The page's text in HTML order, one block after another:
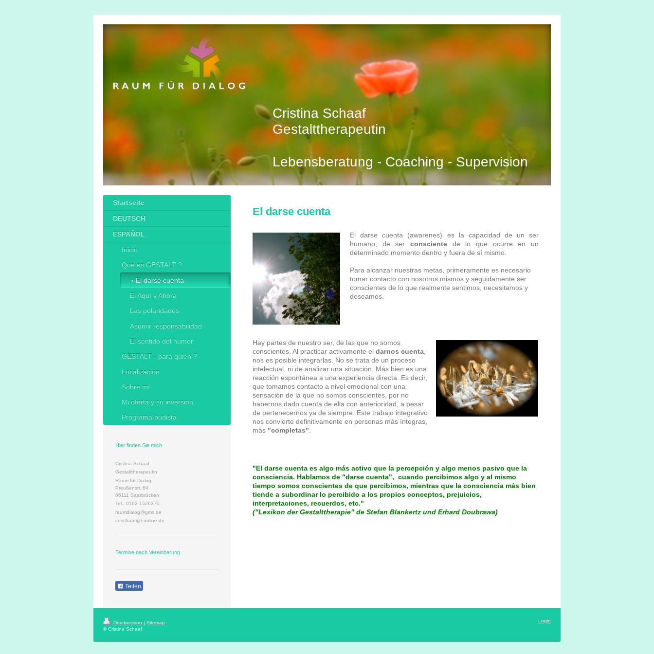
Cristina Schaaf
Gestalttherapeutin
Lebensberatung - Coaching - Supervision
El darse cuenta
El darse cuenta (awarenes) es la capacidad de un ser
humano, de ser
consciente
de lo que ocurre en un
determinado momento dentro y fuera de sí mismo.
Para alcanzar nuestras metas, primeramente es necesario
tomar contacto con nosotros mismos y seguidamente ser
conscientes de lo que realmente sentimos, necesitamos y
deseamos.
Hay partes de nuestro ser, de las que no somos
conscientes. Al practicar activamente eldarnos cuenta
nos es posible integrarlas. No se trata de un proceso
intelectual, ni de analizar una situación. Más bien es una
reacción espontánea a una experiencia directa. Es decir,
que tomamos contacto a nivel emocional con una
sensación de la que no somos conscientes, por no
habernos dado cuenta de ella con anterioridad, a pesar
de pertenecernos ya de siempre. Este trabajo integrativo
nos convierte definitivamente en personas más íntegras,
más "completas"
"El darse cuenta es algo más activo que la percepción y algo menos pasivo que la
consciencia. Hablamos de "darse cuenta", cuando percibimos algo y al mismo
tiempo somos conscientes de que percibimos, mientras que la consciencia más bien
tiende a subordinar lo percibido a los propios conceptos, prejuicios,
interpretaciones, recuerdos, etc."
("Lexikon der Gestalttherapie" de Stefan Blankertz und Erhard Doubrawa)
Startseite
DEUTSCH
ESPAÑOL
Inicio
Qué es GESTALT ?
El darse cuenta
El Aquí y Ahora
Las polaridades
Asumir responsabilidad
El sentido del humor
GESTALT - para quien ?
Localización
Sobre mí
Mi oferta y su inversión
Programa budista
Hier finden Sie mich
Cristina Schaaf
Gestalttherapeutin
Raum für Dialog
Preußenstr. 64
66111 Saarbrücken
Tel.: 0162-1526370
raumdialog@gmx.de
cr-schaaf@t-online.de
Termine nach Vereinbarung
Teilen
Druckversion | Sitemap
© Cristina Schaaf
Login